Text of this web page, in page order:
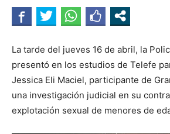
La tarde del jueves 16 de abril, la
presentó en los estudios de Telefe
Jessica Eli Maciel, participante de
una investigación judicial en su
explotación sexual de menores de